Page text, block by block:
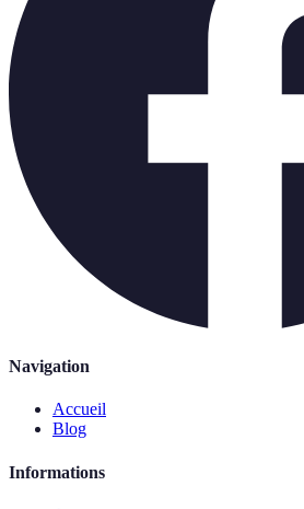
Navigation
Accueil
Blog
Informations